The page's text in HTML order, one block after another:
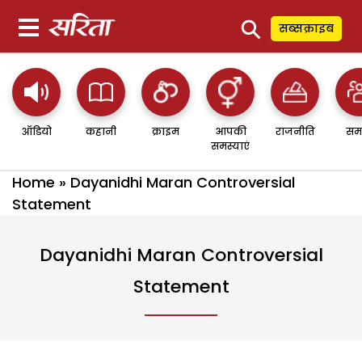
⚲ सब्सक्राइब
ऑडियो कहानी क्राइम
आपकी
समस्याएं
राजनीति
Home » Dayanidhi Maran Controversial
Statement
Dayanidhi Maran Controversial
Statement